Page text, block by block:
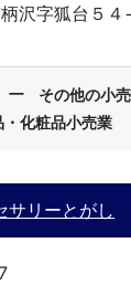
沢字狐台５４
ー その他の小
・化粧品小売業
サリーとがし